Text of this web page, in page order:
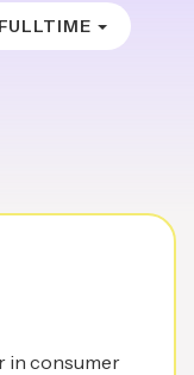
FULLTIME
in consumer